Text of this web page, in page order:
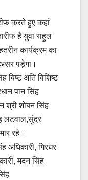
करते हुए कहां
है युवा राहुल
कार्यक्रम का
पड़ेगा।
बिष्ट अति विशिष्ट
पान सिंह
श्री शोबन सिंह
लटवाल,सुंदर
रहे।
अधिकारी, गिरधर
मदन सिंह